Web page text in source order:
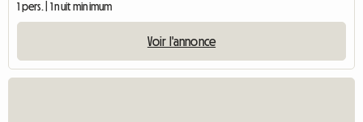
1 pers. | 1 nuit minimum
Voir l'annonce